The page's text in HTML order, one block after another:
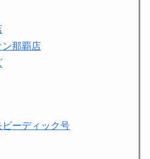
那覇店
ーディック号